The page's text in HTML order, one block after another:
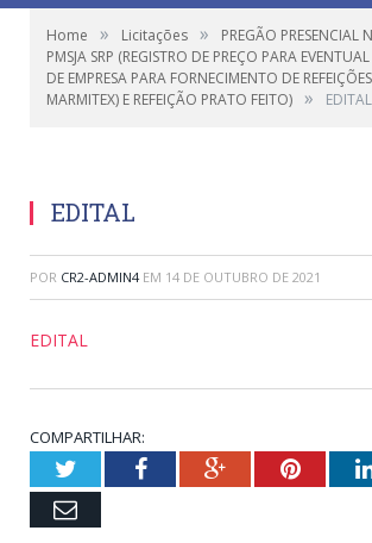
Home » Licitações »
PREGÃO PRESENCIAL
PMSJA SRP (REGISTRO DE PREÇO PARA
DE EMPRESA PARA FORNECIMENTO DE
MARMITEX) E REFEIÇÃO PRATO FEITO) » EDITAL
EDITAL
POR CR2-ADMIN4 EM 14 DE OUTUBRO DE 2021
EDITAL
COMPARTILHAR:
TwitterFacebookGoogle+
Email